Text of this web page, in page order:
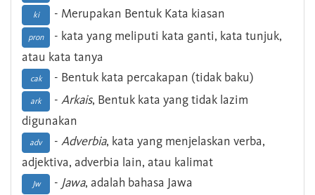
ki - Merupakan Bentuk Kata kiasan
pron
- kata yang meliputi kata ganti, kata tunjuk,
atau kata tanya
cak - Bentuk kata percakapan (tidak baku)
ark - Arkais, Bentuk kata yang tidak lazim
digunakan
adv - Adverbia, kata yang menjelaskan verba,
adjektiva, adverbia lain, atau kalimat
Jw - Jawa, adalah bahasa Jawa